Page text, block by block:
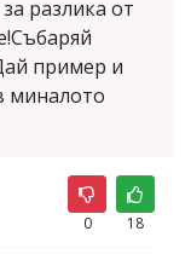
разлика от
пример и
миналото
0 18